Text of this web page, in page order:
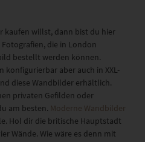
kaufen willst, dann bist du hier
die in London
bestellt werden können.
konfigurierbar aber auch in XXL-
diese Wandbilder erhältlich.
privaten Gefilden oder
am besten. Moderne Wandbilder
Hol dir die britische Hauptstadt
Wände. Wie wäre es denn mit